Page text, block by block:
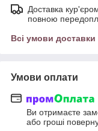
Доставка
повною
Всі умови доставки
Умови оплати
Ви отримаєте
або гроші